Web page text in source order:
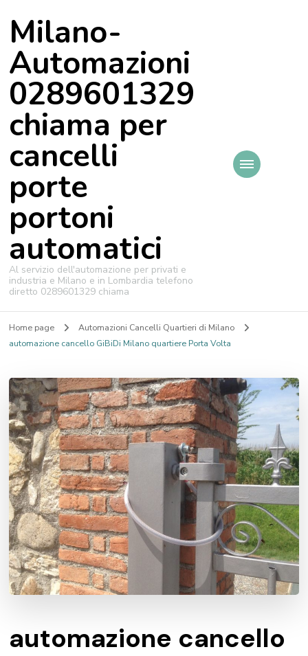
Milano-
Automazioni
0289601329
chiama per
cancelli
porte
portoni
automatici
Al servizio dell'automazione per privati e
industria e Milano e in Lombardia telefono
diretto 0289601329 chiama
Home page
Automazioni Cancelli Quartieri di Milano
automazione cancello GiBiDi Milano quartiere Porta Volta
automazione cancello